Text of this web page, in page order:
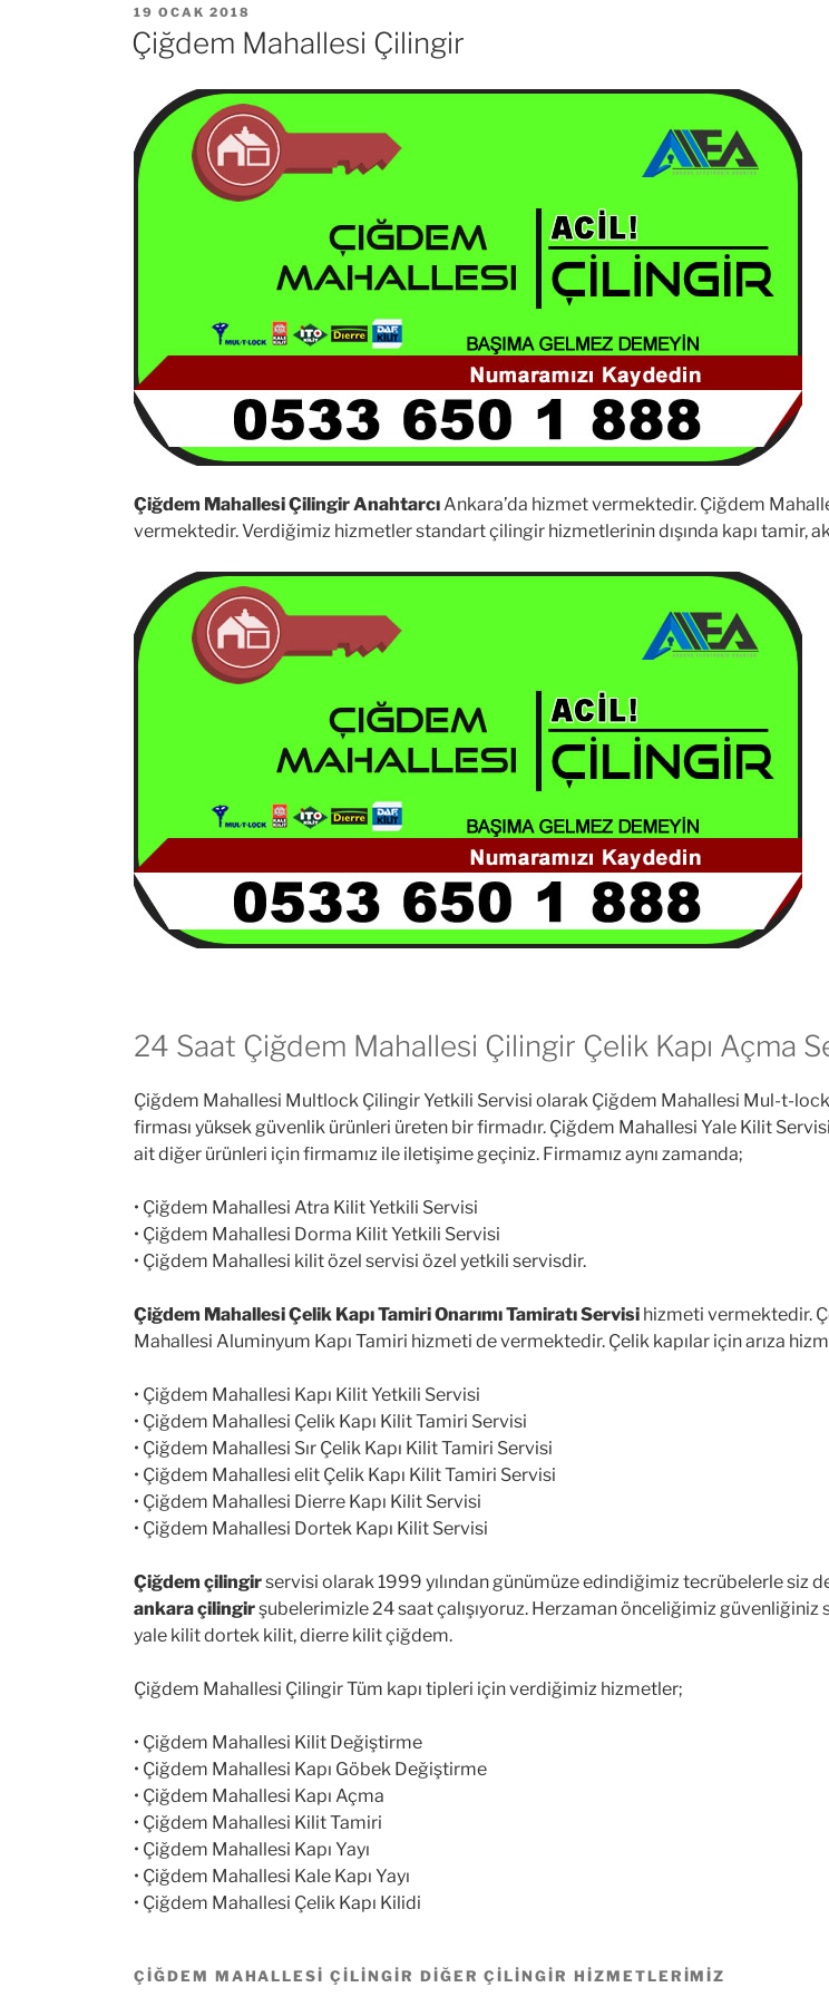
YAYIM
TARIHI
19 OCAK 2018
Çiğdem Mahallesi Çilingir
Çiğdem Mahallesi Çilingir Anahtarcı Ankara’da hizmet vermektedir. Çiğdem
vermektedir. Verdiğimiz hizmetler standart çilingir hizmetlerinin dışında kapı tamir,
24 Saat Çiğdem Mahallesi Çilingir Çelik Kapı Açma
Çiğdem Mahallesi Multlock Çilingir Yetkili Servisi olarak Çiğdem Mahallesi Mul-t-lock
firması yüksek güvenlik ürünleri üreten bir firmadır. Çiğdem Mahallesi Yale Kilit
ait diğer ürünleri için firmamız ile iletişime geçiniz. Firmamız aynı zamanda;
• Çiğdem Mahallesi Atra Kilit Yetkili Servisi
• Çiğdem Mahallesi Dorma Kilit Yetkili Servisi
• Çiğdem Mahallesi kilit özel servisi özel yetkili servisdir.
Çiğdem Mahallesi Çelik Kapı Tamiri Onarımı Tamiratı Servisi hizmeti vermektedir.
Mahallesi Aluminyum Kapı Tamiri hizmeti de vermektedir. Çelik kapılar için arıza
• Çiğdem Mahallesi Kapı Kilit Yetkili Servisi
• Çiğdem Mahallesi Çelik Kapı Kilit Tamiri Servisi
• Çiğdem Mahallesi Sır Çelik Kapı Kilit Tamiri Servisi
• Çiğdem Mahallesi elit Çelik Kapı Kilit Tamiri Servisi
• Çiğdem Mahallesi Dierre Kapı Kilit Servisi
• Çiğdem Mahallesi Dortek Kapı Kilit Servisi
Çiğdem çilingirservisi olarak 1999 yılından günümüze edindiğimiz tecrübelerle siz
ankara çilingirşubelerimizle 24 saat çalışıyoruz. Herzaman önceliğimiz
yale kilit dortek kilit, dierre kilit çiğdem.
Çiğdem Mahallesi Çilingir Tüm kapı tipleri için verdiğimiz hizmetler;
• Çiğdem Mahallesi Kilit Değiştirme
• Çiğdem Mahallesi Kapı Göbek Değiştirme
• Çiğdem Mahallesi Kapı Açma
• Çiğdem Mahallesi Kilit Tamiri
• Çiğdem Mahallesi Kapı Yayı
• Çiğdem Mahallesi Kale Kapı Yayı
• Çiğdem Mahallesi Çelik Kapı Kilidi
ÇIĞDEM MAHALLESI ÇILINGIR DIĞER ÇILINGIR HIZMETLERIMIZ